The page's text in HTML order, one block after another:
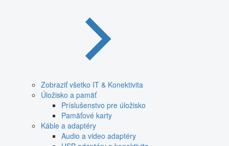
Zobraziť všetko IT & Konektivita
Úložisko a pamäť
Príslušenstvo pre úložisko
Pamäťové karty
Káble a adaptéry
Audio a video adaptéry